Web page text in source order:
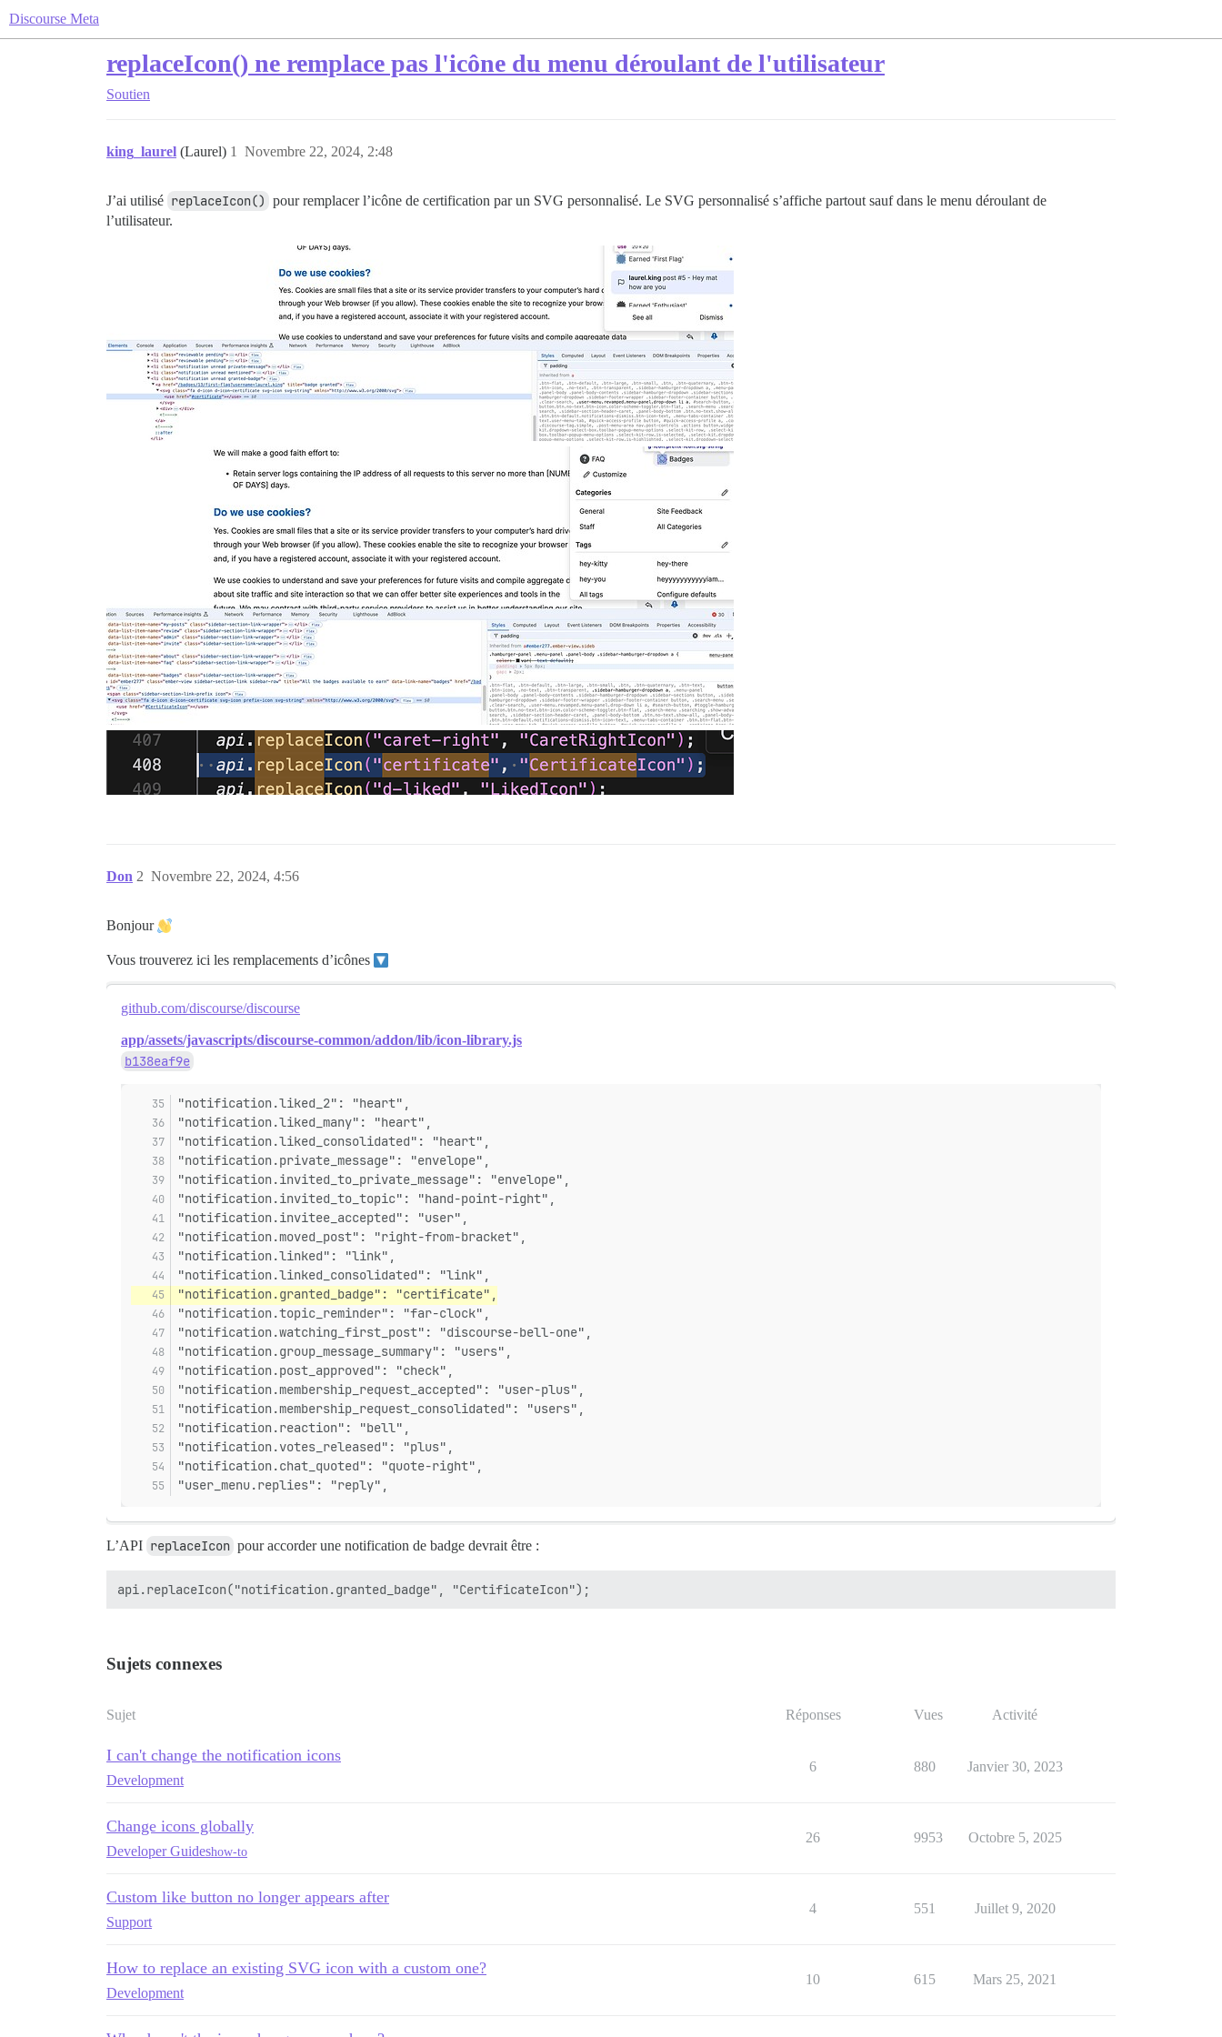
Discourse Meta
replaceIcon() ne remplace pas l'icône du menu déroulant de l'utilisateur
Soutien
king_laurel (Laurel) Novembre 22, 2024, 2:48
1
J’ai utilisé replaceIcon() pour remplacer l’icône de certification par un SVG personnalisé. Le SVG personnalisé s’affiche partout sauf dans le menu déroulant de
l’utilisateur.
Don Novembre 22, 2024, 4:56
2
Bonjour
Vous trouverez ici les remplacements d’icônes
github.com/discourse/discourse
app/assets/javascripts/discourse-common/addon/lib/icon-library.js
b138eaf9e
"notification.liked_2": "heart",
"notification.liked_many": "heart",
"notification.liked_consolidated": "heart",
"notification.private_message": "envelope",
"notification.invited_to_private_message": "envelope",
"notification.invited_to_topic": "hand-point-right",
"notification.invitee_accepted": "user",
"notification.moved_post": "right-from-bracket",
"notification.linked": "link",
"notification.linked_consolidated": "link",
"notification.granted_badge": "certificate",
"notification.topic_reminder": "far-clock",
"notification.watching_first_post": "discourse-bell-one",
"notification.group_message_summary": "users",
"notification.post_approved": "check",
"notification.membership_request_accepted": "user-plus",
"notification.membership_request_consolidated": "users",
"notification.reaction": "bell",
"notification.votes_released": "plus",
"notification.chat_quoted": "quote-right",
"user_menu.replies": "reply",
L’API replaceIcon pour accorder une notification de badge devrait être :
Sujets connexes
Sujet Réponses Vues Activité
I can't change the notification icons
Development
6 880 Janvier 30, 2023
Change icons globally
Developer Guideshow-to
26 9953 Octobre 5, 2025
Custom like button no longer appears after
Support
4 551 Juillet 9, 2020
How to replace an existing SVG icon with a custom one?
Development
10 615 Mars 25, 2021